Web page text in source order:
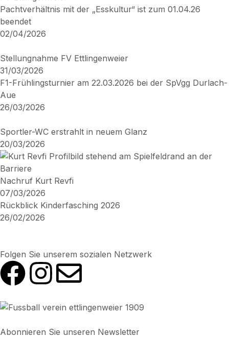
Pachtverhältnis mit der „Esskultur“ ist zum 01.04.26
beendet
02/04/2026
Stellungnahme FV Ettlingenweier
31/03/2026
F1-Frühlingsturnier am 22.03.2026 bei der SpVgg Durlach-
Aue
26/03/2026
Sportler-WC erstrahlt in neuem Glanz
20/03/2026
Nachruf Kurt Revfi
07/03/2026
Rückblick Kinderfasching 2026
26/02/2026
Folgen Sie unserem sozialen Netzwerk
Abonnieren Sie unseren Newsletter